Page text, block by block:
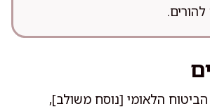
הלאומי [נוסח משולב],